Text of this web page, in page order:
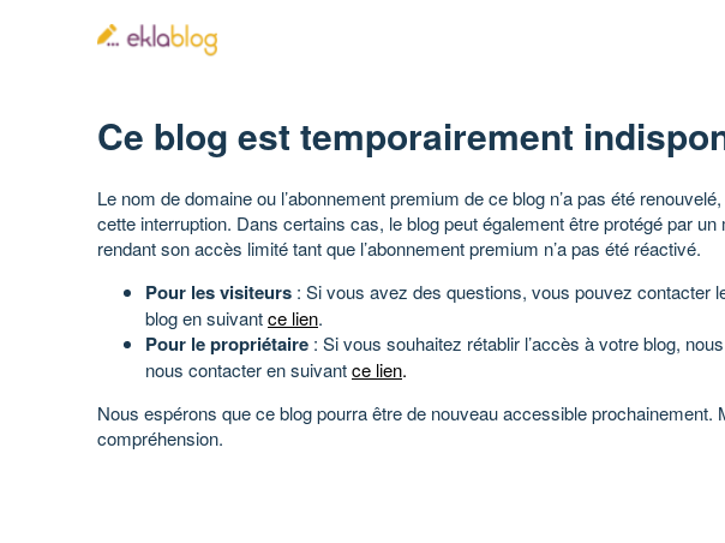
Ce blog est temporairement
Le nom de domaine ou l’abonnement premium de ce blog n’a pas été
cette interruption. Dans certains cas, le blog peut également être protégé par un
rendant son accès limité tant que l’abonnement premium n’a pas été réactivé.
Pour les visiteurs : Si vous avez des questions, vous pouvez contacter
blog en suivantce lien.
Pour le propriétaire : Si vous souhaitez rétablir l’accès à votre blog,
nous contacter en suivantce lien.
Nous espérons que ce blog pourra être de nouveau accessible prochainement.
compréhension.